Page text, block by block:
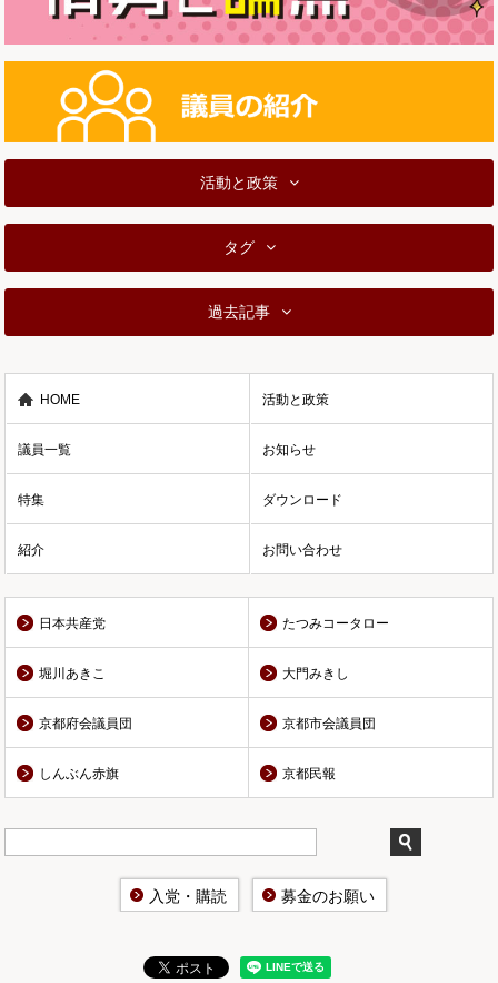
活動と政策
タグ
過去記事
HOME 活動と政策
議員一覧 お知らせ
特集 ダウンロード
紹介 お問い合わせ
日本共産党 たつみコータロー
堀川あきこ 大門みきし
京都府会議員団 京都市会議員団
しんぶん赤旗 京都民報
入党・購読 募金のお願い